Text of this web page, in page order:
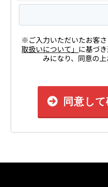
※ご入力いただいたお客さ
取扱いについて」 に基づ
みになり、同意の
同意し